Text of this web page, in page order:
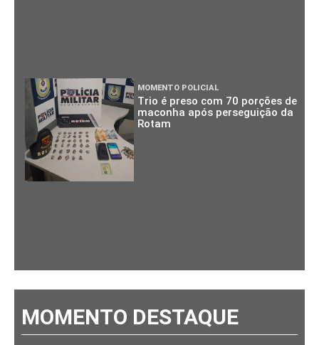
MOMENTO POLICIAL
Trio é preso com 70 porções de
maconha após perseguição da
Rotam
MOMENTO DESTAQUE